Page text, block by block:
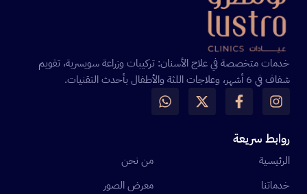
خدمات متخصصة في علاج الأسنان: تركيبات وزراعة سويسرية، تقويم
شفاف في 6 أشهر، وعلاجات اللثة والأطفال بأحدث التقنيات.
روابط سريعة
الرئيسية
من نحن
خدماتنا
معرض الصور